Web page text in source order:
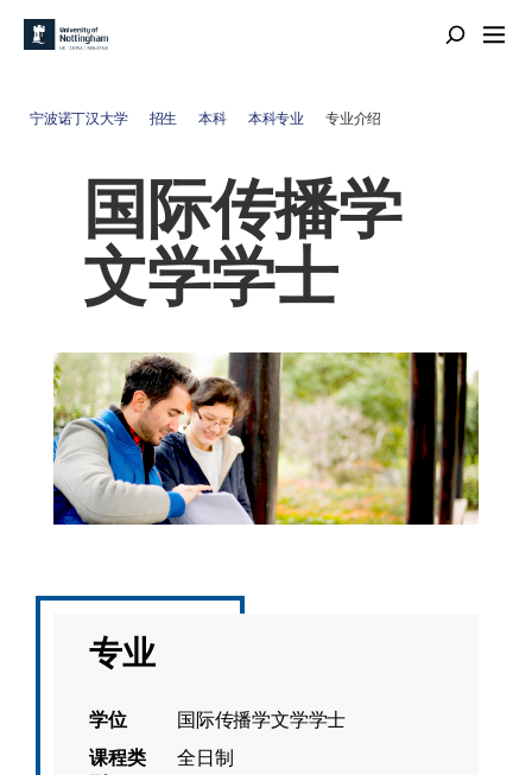
宁波诺丁汉大学 招生 本科 本科专业 专业介绍
国际传播学
文学学士
专业
学位
国际传播学文学学士
课程类
全日制